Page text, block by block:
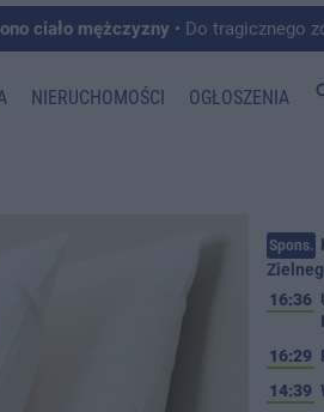
ciało mężczyzny • Do tragicznego zdarzenia doszło w
NIERUCHOMOŚCI OGŁOSZENIA
Spons.
16:36
16:29
14:39